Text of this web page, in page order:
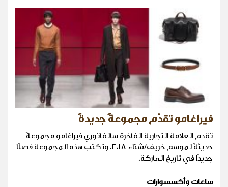
فيراغامو تقدّم مجموعةً جديدةً
تقدم العلامة التجارية الفاخرة سالفاتوري فيراغامو مجموعةً
حديثةً لموسم خريف/شتاء ٢٠١٨. وتكتب هذه المجموعة فصلًا
جديدًا في تاريخ الماركة.
ساعات وأكسسوارات